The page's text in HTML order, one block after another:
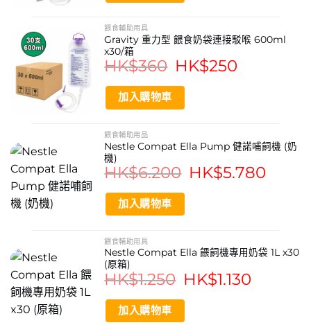
食針筒亦秉承此一理念製造。
餵食輔助用具
Gravity 重力型 餵食奶袋連接駁喉 600ml
x30/箱
HK$360
Original
price
HK$360.
HK$250
加入購物車
餵食輔助用品
Nestle Compat Ella Pump 健諾哺飼機 (奶
機)
HK$6.200
Original
price
HK$5.780
加入購物車
餵食輔助用具
Nestle Compat Ella 餵飼機專用奶袋 1L x30
(原箱)
HK$1.250
Original
price
HK$1.250.
HK$1.130
加入購物車